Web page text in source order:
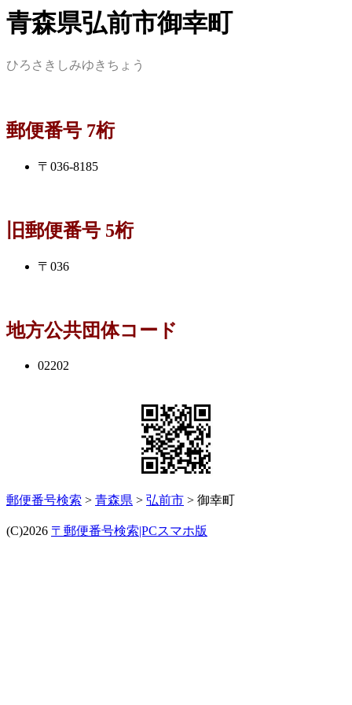
青森県弘前市御幸町
ひろさきしみゆきちょう
郵便番号 7桁
〒036-8185
旧郵便番号 5桁
〒036
地方公共団体コード
02202
郵便番号検索 > 青森県 > 弘前市 > 御幸町
(C)2026 〒郵便番号検索|PCスマホ版